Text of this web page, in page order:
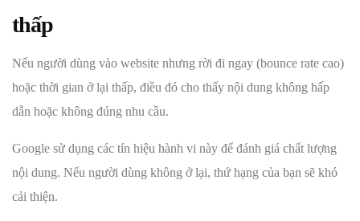
thấp
Nếu người dùng vào website nhưng rời đi ngay (bounce rate cao)
hoặc thời gian ở lại thấp, điều đó cho thấy nội dung không hấp
dẫn hoặc không đúng nhu cầu.
Google sử dụng các tín hiệu hành vi này để đánh giá chất lượng
nội dung. Nếu người dùng không ở lại, thứ hạng của bạn sẽ khó
cải thiện.